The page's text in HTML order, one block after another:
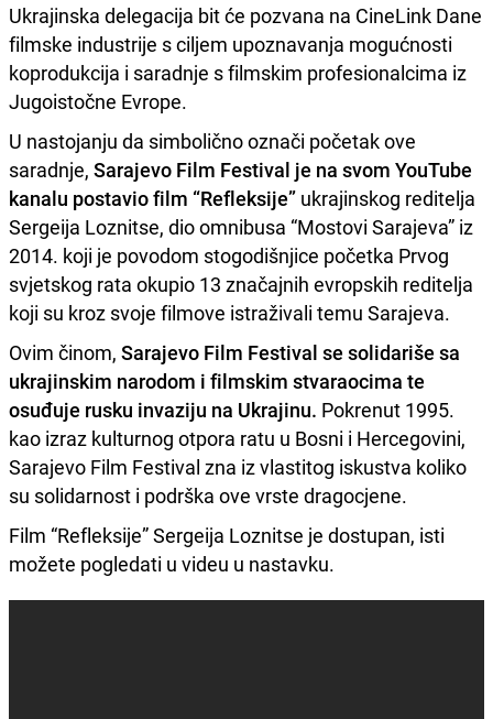
Ukrajinska delegacija bit će pozvana na CineLink Dane
filmske industrije s ciljem upoznavanja mogućnosti
koprodukcija i saradnje s filmskim profesionalcima iz
Jugoistočne Evrope.
U nastojanju da simbolično označi početak ove
saradnje, Sarajevo Film Festival je na svom YouTube
kanalu postavio film “Refleksije” ukrajinskog reditelja
Sergeija Loznitse, dio omnibusa “Mostovi Sarajeva” iz
2014. koji je povodom stogodišnjice početka Prvog
svjetskog rata okupio 13 značajnih evropskih reditelja
koji su kroz svoje filmove istraživali temu Sarajeva.
Ovim činom, Sarajevo Film Festival se solidariše sa
ukrajinskim narodom i filmskim stvaraocima te
osuđuje rusku invaziju na Ukrajinu. Pokrenut 1995.
kao izraz kulturnog otpora ratu u Bosni i Hercegovini,
Sarajevo Film Festival zna iz vlastitog iskustva koliko
su solidarnost i podrška ove vrste dragocjene.
Film “Refleksije” Sergeija Loznitse je dostupan, isti
možete pogledati u videu u nastavku.